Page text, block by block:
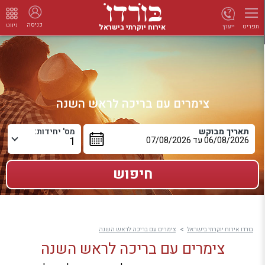
תפריט אירוח יוקרתי בישראל כניסה ניווט ייעוץ
צימרים עם בריכה לראש השנה
תאריך מבוקש מס' יחידות:
בורדו אירוח יוקרתי בישראל צימרים עם בריכה לראש השנה
צימרים עם בריכה לראש השנה